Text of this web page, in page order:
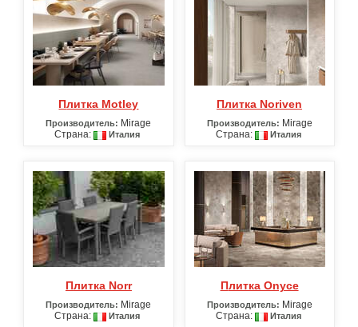
Плитка Motley
Производитель: Mirage
Страна:
Италия
Плитка Noriven
Производитель: Mirage
Страна:
Италия
Плитка Norr
Производитель: Mirage
Страна:
Италия
Плитка Onyce
Производитель: Mirage
Страна:
Италия